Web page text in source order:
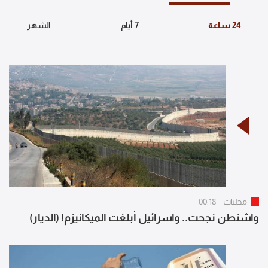
محليات 00:18
واشنطن نجحت.. واسرائيل أبلغت الميكانيزم! (الديار)